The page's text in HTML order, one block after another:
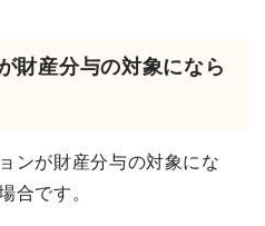
財産分与の対象になら
ンが財産分与の対象にな
合です。